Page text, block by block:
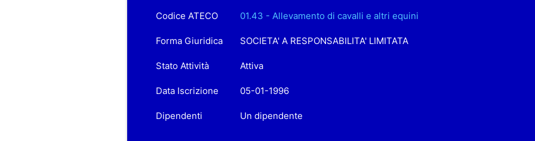
Codice ATECO 01.43 - Allevamento di cavalli e altri equini
Forma Giuridica SOCIETA' A RESPONSABILITA' LIMITATA
Stato Attività Attiva
Data Iscrizione 05-01-1996
Dipendenti Un dipendente